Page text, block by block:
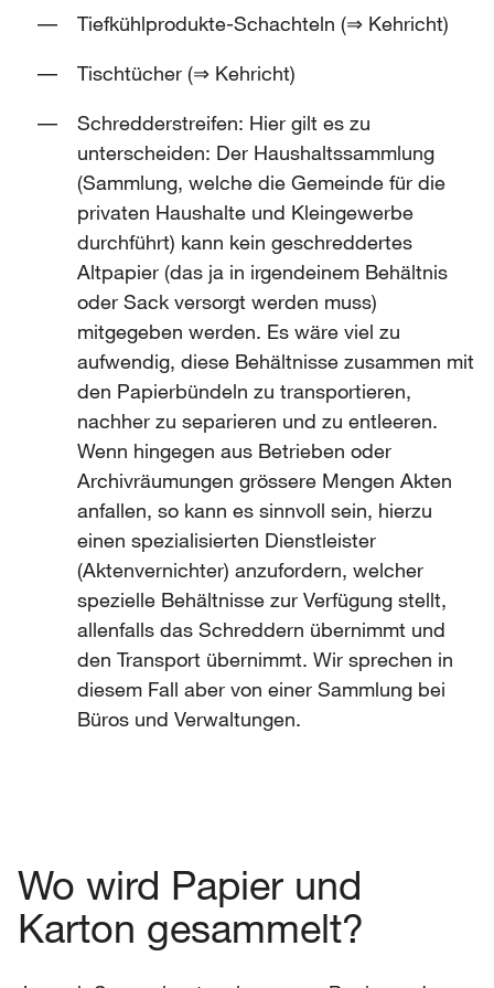
Tiefkühlprodukte-Schachteln (⇒ Kehricht)
Tischtücher (⇒ Kehricht)
Schredderstreifen: Hier gilt es zu
unterscheiden: Der Haushaltssammlung
(Sammlung, welche die Gemeinde für die
privaten Haushalte und Kleingewerbe
durchführt) kann kein geschreddertes
Altpapier (das ja in irgendeinem Behältnis
oder Sack versorgt werden muss)
mitgegeben werden. Es wäre viel zu
aufwendig, diese Behältnisse zusammen mit
den Papierbündeln zu transportieren,
nachher zu separieren und zu entleeren.
Wenn hingegen aus Betrieben oder
Archivräumungen grössere Mengen Akten
anfallen, so kann es sinnvoll sein, hierzu
einen spezialisierten Dienstleister
(Aktenvernichter) anzufordern, welcher
spezielle Behältnisse zur Verfügung stellt,
allenfalls das Schreddern übernimmt und
den Transport übernimmt. Wir sprechen in
diesem Fall aber von einer Sammlung bei
Büros und Verwaltungen.
Wo wird Papier und
Karton gesammelt?